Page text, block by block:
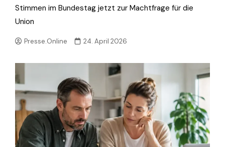
Stimmen im Bundestag jetzt zur Machtfrage für die
Union
Presse.Online 24. April 2026